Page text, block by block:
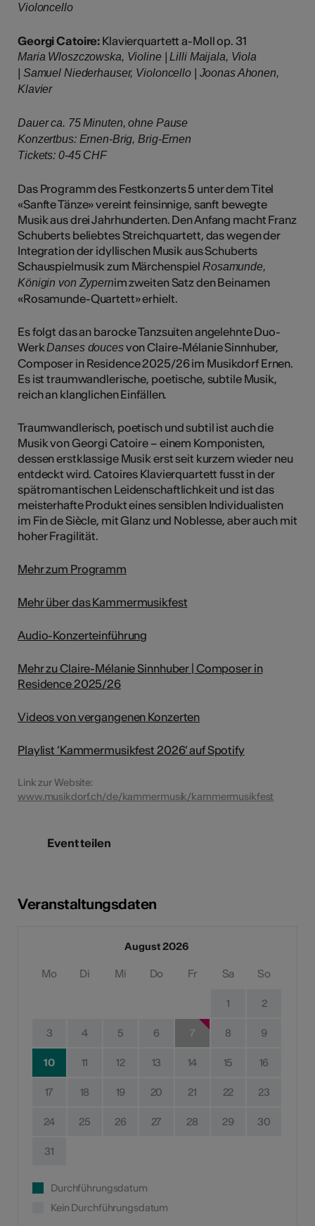
Violoncello
Georgi Catoire: Klavierquartett a-Moll op. 31
Maria Wloszczowska, Violine | Lilli Maijala, Viola
| Samuel Niederhauser, Violoncello | Joonas Ahonen,
Klavier
Dauer ca. 75 Minuten, ohne Pause
Konzertbus: Ernen-Brig, Brig-Ernen
Tickets: 0-45 CHF​​​​​​​​​​​​​​​​​​​​​​​​​​​​​​​​​​​​​​​​​​​​​​​​​​​
Das Programm des Festkonzerts 5 unter dem Titel
«Sanfte Tänze» vereint feinsinnige, sanft bewegte
Musik aus drei Jahrhunderten. Den Anfang macht Franz
Schuberts beliebtes Streichquartett, das wegen der
Integration der idyllischen Musik aus Schuberts
Schauspielmusik zum MärchenspielRosamunde,
Königin von Zypernim zweiten Satz den Beinamen
«Rosamunde-Quartett» erhielt.
Es folgt das an barocke Tanzsuiten angelehnte Duo-
WerkDanses doucesvon Claire-Mélanie Sinnhuber,
Composer in Residence 2025/26 im Musikdorf Ernen.
Es ist traumwandlerische, poetische, subtile Musik,
reich an klanglichen Einfällen.
Traumwandlerisch, poetisch und subtil ist auch die
Musik von Georgi Catoire – einem Komponisten,
dessen erstklassige Musik erst seit kurzem wieder neu
entdeckt wird. Catoires Klavierquartett fusst in der
spätromantischen Leidenschaftlichkeit und ist das
meisterhafte Produkt eines sensiblen Individualisten
im Fin de Siècle, mit Glanz und Noblesse, aber auch mit
hoher Fragilität.
Mehr zum Programm
Mehr über das Kammermusikfest
Audio-Konzerteinführung
Mehr zu Claire-Mélanie Sinnhuber | Composer in
Residence 2025/26
Videos von vergangenen Konzerten
Playlist ‘Kammermusikfest 2026’ auf Spotify
Link zur Website:
www.musikdorf.ch/de/kammermusik/kammermusikfest
Event teilen
Veranstaltungsdaten
August 2026
Mo Di Mi Do Fr Sa So
1 2
3 4 5 6 7 8 9
10 11 12 13 14 15 16
17 18 19 20 21 22 23
24 25 26 27 28 29 30
31
Durchführungsdatum
Kein Durchführungsdatum